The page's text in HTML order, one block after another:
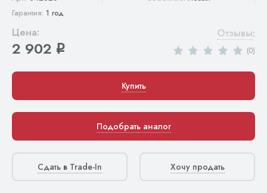
Гарантия: 1 год
Цена:
2 902 q
Отзывы:
(0)
Купить
Подобрать аналог
Сдать в Trade-In Хочу продать